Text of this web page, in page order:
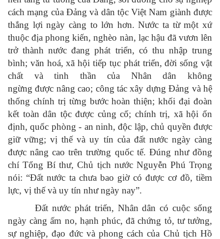
cách mạng của Đảng và dân tộc Việt Nam giành được
thắng lợi ngày càng to lớn hơn. Nước ta từ một xứ
thuộc địa phong kiến, nghèo nàn, lạc hậu đã vươn lên
trở thành nước đang phát triển, có thu nhập trung
bình; văn hoá, xã hội tiếp tục phát triển, đời sống vật
chất và tinh thần của Nhân dân không
ngừng được nâng cao; công tác xây dựng Đảng và hệ
thống chính trị từng bước hoàn thiện; khối đại đoàn
kết toàn dân tộc được củng cố; chính trị, xã hội ổn
định, quốc phòng - an ninh, độc lập, chủ quyền được
giữ vững; vị thế và uy tín của đất nước ngày càng
được nâng cao trên trường quốc tế. Đúng như đồng
chí Tổng Bí thư, Chủ tịch nước Nguyễn Phú Trọng
nói: “Đất nước ta chưa bao giờ có được cơ đồ, tiềm
lực, vị thế và uy tín như ngày nay”.
Đất nước phát triển, Nhân dân có cuộc sống
ngày càng ấm no, hạnh phúc, đã chứng tỏ, tư tưởng,
sự nghiệp, đạo đức và phong cách của Chủ tịch Hồ